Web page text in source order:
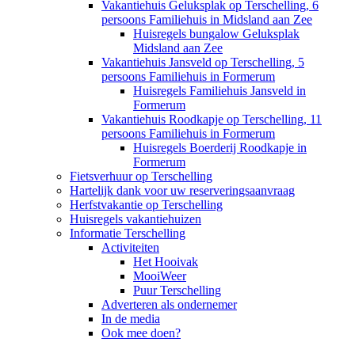
Vakantiehuis Geluksplak op Terschelling, 6
persoons Familiehuis in Midsland aan Zee
Huisregels bungalow Geluksplak
Midsland aan Zee
Vakantiehuis Jansveld op Terschelling, 5
persoons Familiehuis in Formerum
Huisregels Familiehuis Jansveld in
Formerum
Vakantiehuis Roodkapje op Terschelling, 11
persoons Familiehuis in Formerum
Huisregels Boerderij Roodkapje in
Formerum
Fietsverhuur op Terschelling
Hartelijk dank voor uw reserveringsaanvraag
Herfstvakantie op Terschelling
Huisregels vakantiehuizen
Informatie Terschelling
Activiteiten
Het Hooivak
MooiWeer
Puur Terschelling
Adverteren als ondernemer
In de media
Ook mee doen?